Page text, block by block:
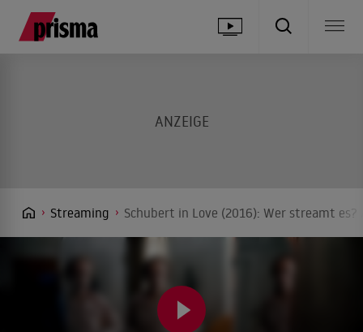
Streaming Schubert in Love (2016): Wer streamt